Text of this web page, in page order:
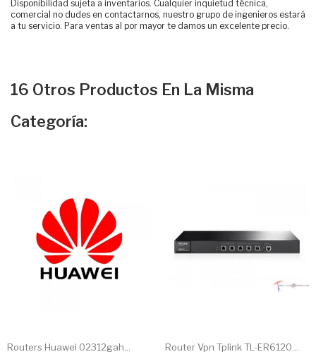
Disponibilidad sujeta a inventarios. Cualquier inquietud técnica,
comercial no dudes en contactarnos, nuestro grupo de ingenieros estará
a tu servicio. Para ventas al por mayor te damos un excelente precio.
16 Otros Productos En La Misma
Categoría:
Routers Huawei 02312gah...
Router Vpn Tplink TL-ER6120...